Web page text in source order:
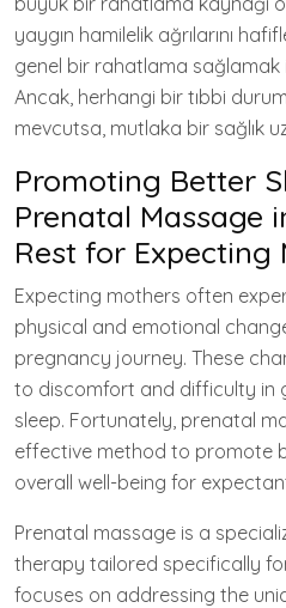
yaygın hamilelik ağrılarını
genel bir rahatlama sağlamak
Ancak, herhangi bir tıbbi
mevcutsa, mutlaka bir sağlık
Promoting Better
Prenatal Massage
Rest for Expecting
Expecting mothers often
physical and emotional
pregnancy journey. These
to discomfort and difficulty in
sleep. Fortunately, prenatal
effective method to promote
overall well-being for
Prenatal massage is a
therapy tailored specifically
focuses on addressing the